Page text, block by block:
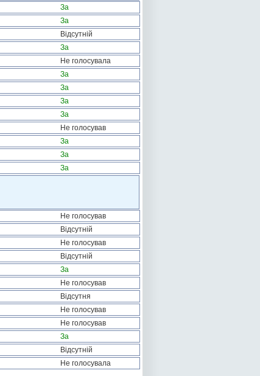
За
За
Відсутній
За
Не голосувала
За
За
За
За
Не голосував
За
За
За
Не голосував
Відсутній
Не голосував
Відсутній
За
Не голосував
Відсутня
Не голосував
Не голосував
За
Відсутній
Не голосувала